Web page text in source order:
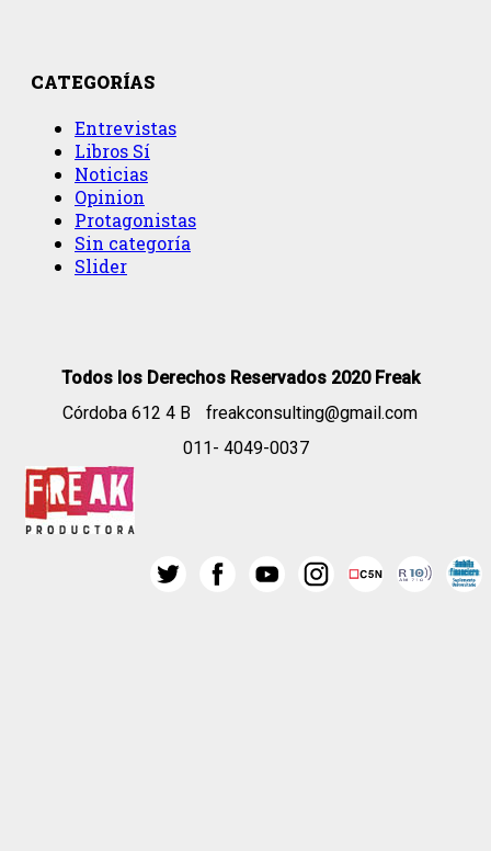
CATEGORÍAS
Entrevistas
Libros Sí
Noticias
Opinion
Protagonistas
Sin categoría
Slider
Todos los Derechos Reservados 2020 Freak
Córdoba 612 4 B
freakconsulting@gmail.com
011- 4049-0037